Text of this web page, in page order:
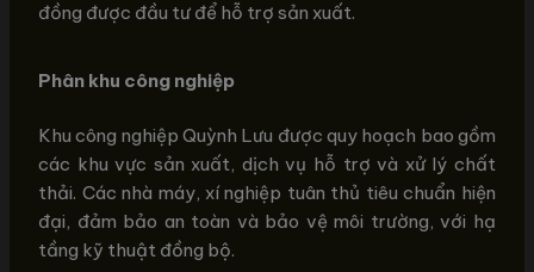
đồng được đầu tư để hỗ trợ sản xuất.
Phân khu công nghiệp
Khu công nghiệp Quỳnh Lưu được quy hoạch bao gồm
các khu vực sản xuất, dịch vụ hỗ trợ và xử lý chất
thải. Các nhà máy, xí nghiệp tuân thủ tiêu chuẩn hiện
đại, đảm bảo an toàn và bảo vệ môi trường, với hạ
tầng kỹ thuật đồng bộ.